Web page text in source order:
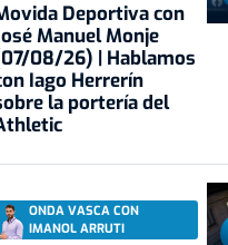
Deportiva con
Manuel Monje
08/26) | Hablamos
Iago Herrerín
la portería del
ONDA VASCA CON
IMANOL ARRUTI